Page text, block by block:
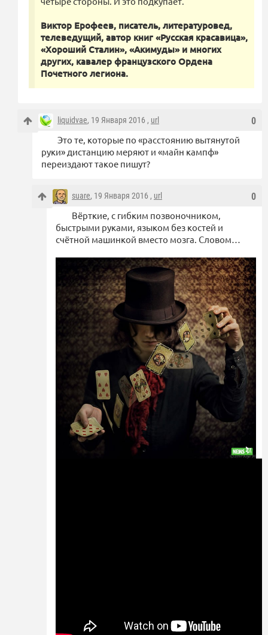
Виктор Ерофеев, писатель, литературовед,
телеведущий, автор книг «Русская красавица»,
«Хороший Сталин», «Акимуды» и многих
других, кавалер французского Ордена
Почетного легиона.
0
liquidvae, 19 Января 2016 , url
Это те, которые по «расстоянию вытянутой
руки» дистанцию меряют и «майн кампф»
переиздают такое пишут?
0
suare, 19 Января 2016 , url
Вёрткие, с гибким позвоночником,
быстрыми руками, языком без костей и
счётной машинкой вместо мозга. Словом…